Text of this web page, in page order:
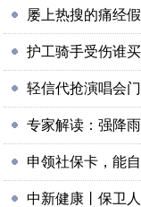
屡上热搜的痛经
护工骑手受伤谁
轻信代抢演唱会
专家解读：强降
申领社保卡，能
中新健康丨保卫